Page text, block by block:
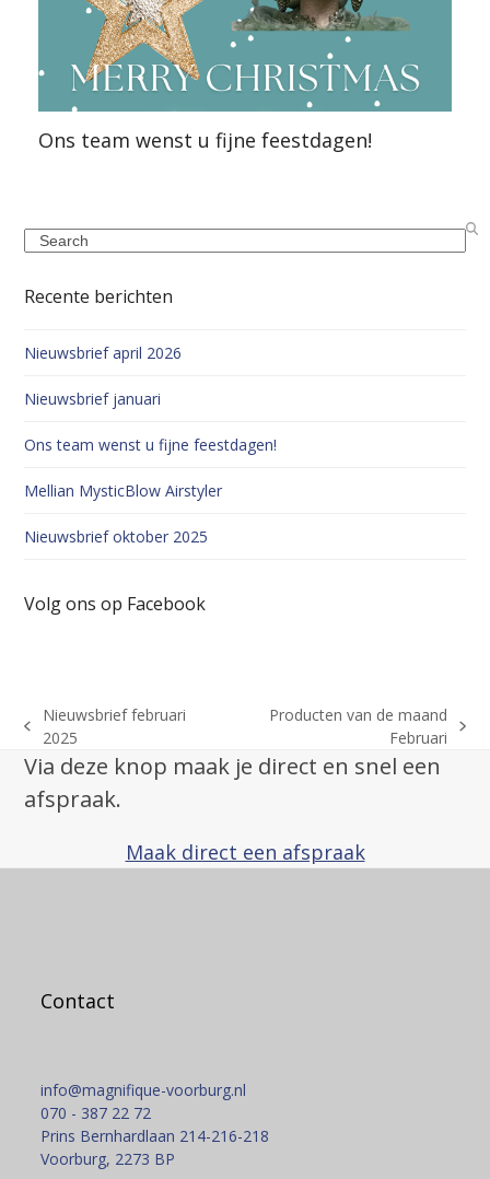
Ons team wenst u fijne feestdagen!
Search
Recente berichten
Nieuwsbrief april 2026
Nieuwsbrief januari
Ons team wenst u fijne feestdagen!
Mellian MysticBlow Airstyler
Nieuwsbrief oktober 2025
Volg ons op Facebook
previous
post:
Nieuwsbrief februari
2025
post:
Producten van de maand
Februari
Via deze knop maak je direct en snel een
afspraak.
Maak direct een afspraak
Contact
info@magnifique-voorburg.nl
070 - 387 22 72
Prins Bernhardlaan 214-216-218
Voorburg, 2273 BP